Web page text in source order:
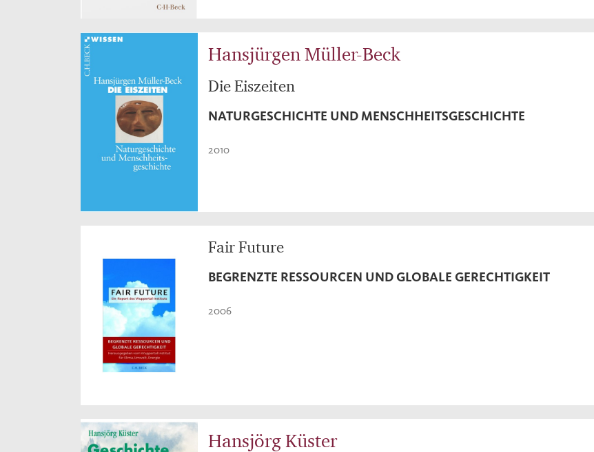
Hansjürgen Müller-Beck
Die Eiszeiten
NATURGESCHICHTE UND MENSCHHEITSGESCHICHTE
2010
Fair Future
BEGRENZTE RESSOURCEN UND GLOBALE GERECHTIGKEIT
2006
Hansjörg Küster